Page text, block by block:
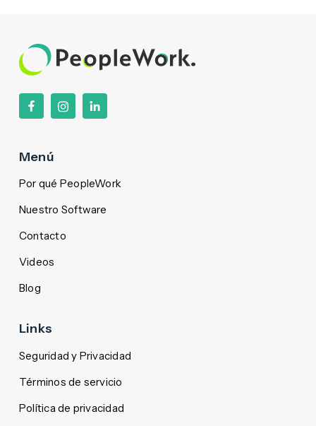
Menú
Por qué PeopleWork
Nuestro Software
Contacto
Videos
Blog
Links
Seguridad y Privacidad
Términos de servicio
Política de privacidad